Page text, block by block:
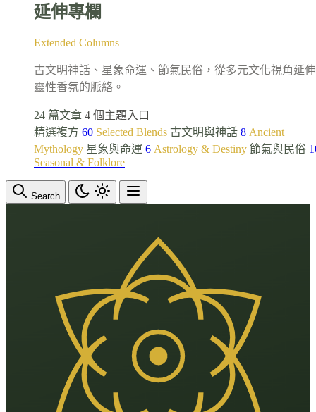
延伸專欄
Extended Columns
古文明神話、星象命運、節氣民俗，從多元文化視角延伸
靈性香氛的脈絡。
24 篇文章 4 個主題入口
精選複方 60 Selected Blends 古文明與神話 8 Ancient
Mythology 星象與命運 6 Astrology & Destiny 節氣與民俗
Seasonal & Folklore
Search